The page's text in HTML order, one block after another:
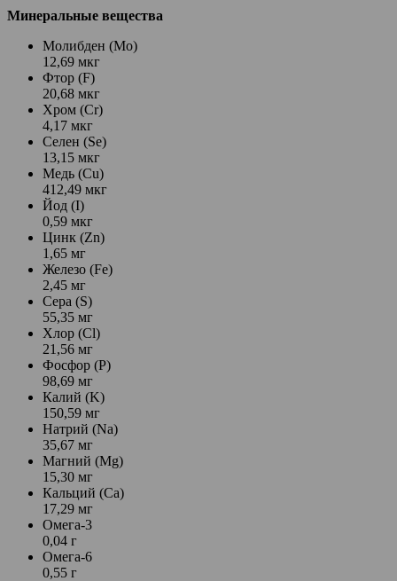
Минеральные вещества
Молибден (Mo)
12,69 мкг
Фтор (F)
20,68 мкг
Хром (Cr)
4,17 мкг
Селен (Se)
13,15 мкг
Медь (Cu)
412,49 мкг
Йод (I)
0,59 мкг
Цинк (Zn)
1,65 мг
Железо (Fe)
2,45 мг
Сера (S)
55,35 мг
Хлор (Cl)
21,56 мг
Фосфор (P)
98,69 мг
Калий (K)
150,59 мг
Натрий (Na)
35,67 мг
Магний (Mg)
15,30 мг
Кальций (Ca)
17,29 мг
Омега-3
0,04 г
Омега-6
0,55 г